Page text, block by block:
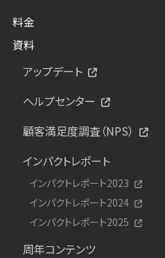
料金
資料
アップデート
ヘルプセンター
顧客満足度調査（NPS）
インパクトレポート
インパクトレポート2023
インパクトレポート2024
インパクトレポート2025
周年コンテンツ